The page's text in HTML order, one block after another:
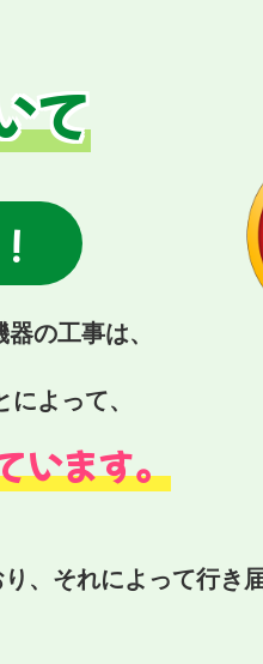
て
の工事は、
によって、
います。
り、それによって行き